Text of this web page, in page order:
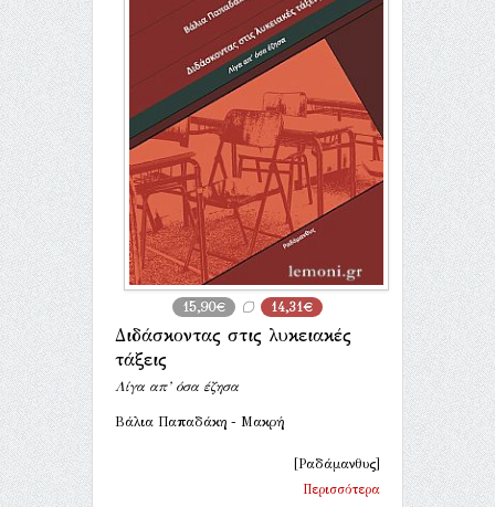
15,90€ 14,31€
Διδάσκοντας στις λυκειακές
τάξεις
Λίγα απ’ όσα έζησα
Βάλια Παπαδάκη - Μακρή
[Ραδάμανθυς]
Περισσότερα